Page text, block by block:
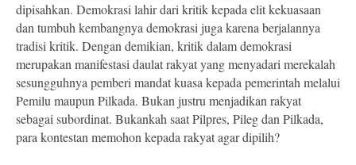
dipisahkan. Demokrasi lahir dari kritik kepada elit kekuasaan
dan tumbuh kembangnya demokrasi juga karena berjalannya
tradisi kritik. Dengan demikian, kritik dalam demokrasi
merupakan manifestasi daulat rakyat yang menyadari merekalah
sesungguhnya pemberi mandat kuasa kepada pemerintah melalui
Pemilu maupun Pilkada. Bukan justru menjadikan rakyat
sebagai subordinat. Bukankah saat Pilpres, Pileg dan Pilkada,
para kontestan memohon kepada rakyat agar dipilih?